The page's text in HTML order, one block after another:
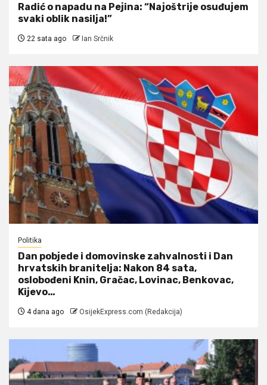
Radić o napadu na Pejina: “Najoštrije osuđujem
svaki oblik nasilja!”
22 sata ago Ian Srčnik
Politika
Dan pobjede i domovinske zahvalnosti i Dan
hrvatskih branitelja: Nakon 84 sata,
oslobođeni Knin, Gračac, Lovinac, Benkovac,
Kijevo…
4 dana ago OsijekExpress.com (Redakcija)